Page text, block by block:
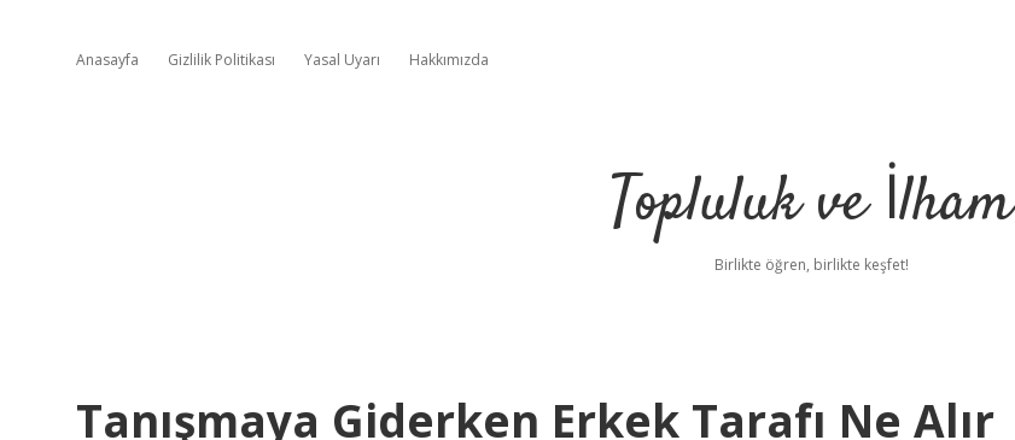
Anasayfa Gizlilik Politikası Yasal Uyarı Hakkımızda
Topluluk ve İlham
Birlikte öğren, birlikte keşfet!
Tanışmaya Giderken Erkek Tarafı Ne Alır